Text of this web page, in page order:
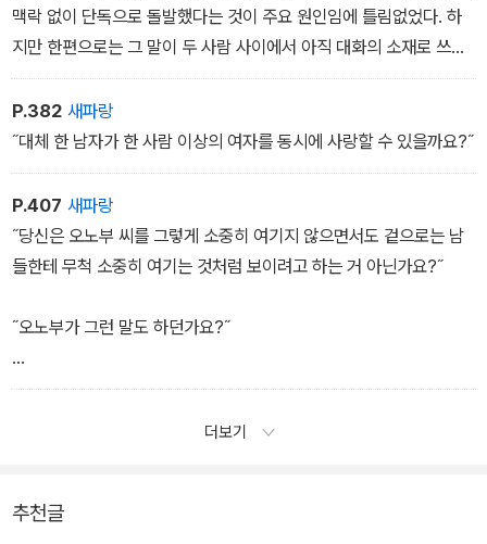
맥락 없이 단독으로 돌발했다는 것이 주요 원인임에 틀림없었다. 하
지만 한편으로는 그 말이 두 사람 사이에서 아직 대화의 소재로 쓰이
지 않았기 때문이다.
P.382 새파랑
˝대체 한 남자가 한 사람 이상의 여자를 동시에 사랑할 수 있을까요?˝
P.407 새파랑
˝당신은 오노부 씨를 그렇게 소중히 여기지 않으면서도 겉으로는 남
들한테 무척 소중히 여기는 것처럼 보이려고 하는 거 아닌가요?˝
˝오노부가 그런 말도 하던가요?˝
˝아뇨.˝ 부인은 단호히 부정했다. ˝당신이 그렇게 말했을 뿐이에요. 당
부인은 거기서 잠깐 쉬었다. 그러고는 말을 덧붙였다.
더보기
추천글